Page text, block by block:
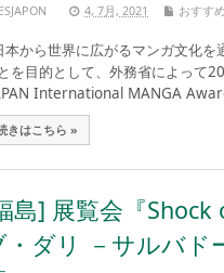
4, 7月, 2021 おすす
から世界に広がるマンガ文化を
を目的として、外務省によって
International MANGA
きはこちら »
島] 展覧会『
・ダリ －サルバド